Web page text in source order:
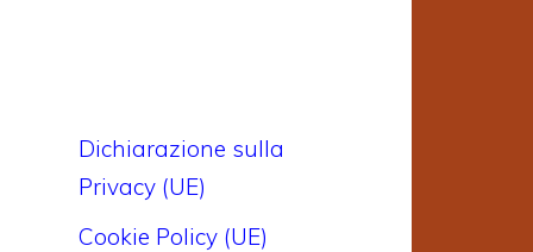
Dichiarazione sulla
Privacy (UE)
Cookie Policy (UE)